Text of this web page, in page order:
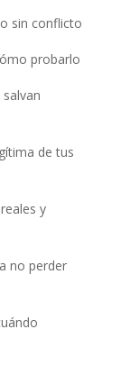
sin conflicto
probarlo
de tus
y
no perder